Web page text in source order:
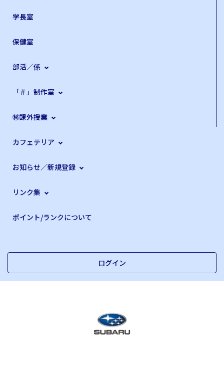
学長室
保健室
部活／係
「＃」制作室
㊙課外授業
カフェテリア
お知らせ／新規登録
リンク集
ポイント/ランクについて
ログイン